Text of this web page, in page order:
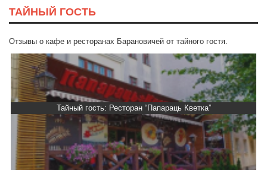
ТАЙНЫЙ ГОСТЬ
Отзывы о кафе и ресторанах Барановичей от тайного гостя.
Тайный гость: Ресторан “Папараць Кветка”